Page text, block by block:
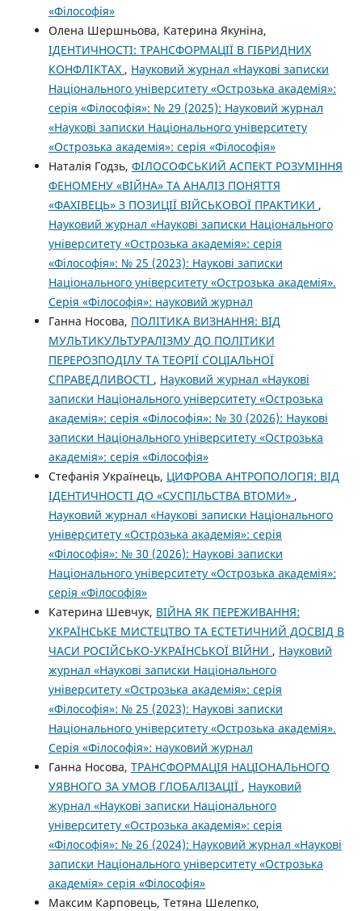
«Філософія»
Олена Шершньова, Катерина Якуніна,
ІДЕНТИЧНОСТІ: ТРАНСФОРМАЦІЇ В ГІБРИДНИХ
КОНФЛІКТАХ , Науковий журнал «Наукові записки
Національного університету «Острозька академія»:
серія «Філософія»: № 29 (2025): Науковий журнал
«Наукові записки Національного університету
«Острозька академія»: серія «Філософія»
Наталія Годзь, ФІЛОСОФСЬКИЙ АСПЕКТ РОЗУМІННЯ
ФЕНОМЕНУ «ВІЙНА» ТА АНАЛІЗ ПОНЯТТЯ
«ФАХІВЕЦЬ» З ПОЗИЦІЇ ВІЙСЬКОВОЇ ПРАКТИКИ ,
Науковий журнал «Наукові записки Національного
університету «Острозька академія»: серія
«Філософія»: № 25 (2023): Наукові записки
Національного університету «Острозька академія».
Серія «Філо­софія»: науковий журнал
Ганна Носова, ПОЛІТИКА ВИЗНАННЯ: ВІД
МУЛЬТИКУЛЬТУРАЛІЗМУ ДО ПОЛІТИКИ
ПЕРЕРОЗПОДІЛУ ТА ТЕОРІЇ СОЦІАЛЬНОЇ
СПРАВЕДЛИВОСТІ , Науковий журнал «Наукові
записки Національного університету «Острозька
академія»: серія «Філософія»: № 30 (2026): Наукові
записки Національного університету «Острозька
академія»: серія «Філософія»
Стефанія Українець, ЦИФРОВА АНТРОПОЛОГІЯ: ВІД
ІДЕНТИЧНОСТІ ДО «СУСПІЛЬСТВА ВТОМИ» ,
Науковий журнал «Наукові записки Національного
університету «Острозька академія»: серія
«Філософія»: № 30 (2026): Наукові записки
Національного університету «Острозька академія»:
серія «Філософія»
Катерина Шевчук, ВІЙНА ЯК ПЕРЕЖИВАННЯ:
УКРАЇНСЬКЕ МИСТЕЦТВО ТА ЕСТЕТИЧНИЙ ДОСВІД В
ЧАСИ РОСІЙСЬКО-УКРАЇНСЬКОЇ ВІЙНИ , Науковий
журнал «Наукові записки Національного
університету «Острозька академія»: серія
«Філософія»: № 25 (2023): Наукові записки
Національного університету «Острозька академія».
Серія «Філо­софія»: науковий журнал
Ганна Носова, ТРАНСФОРМАЦІЯ НАЦІОНАЛЬНОГО
УЯВНОГО ЗА УМОВ ГЛОБАЛІЗАЦІЇ , Науковий
журнал «Наукові записки Національного
університету «Острозька академія»: серія
«Філософія»: № 26 (2024): Науковий журнал «Наукові
записки Національного університету «Острозька
академія» серія «Філософія»
Максим Карповець, Тетяна Шелепко,